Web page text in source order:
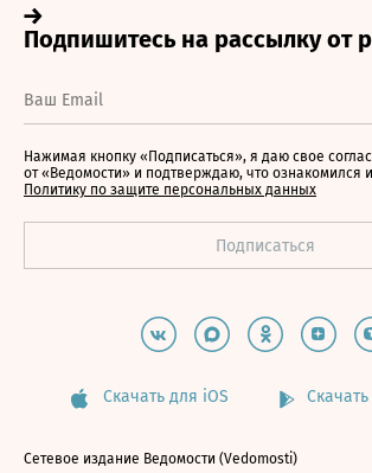
Нажимая кнопку «Подписаться», я даю свое
от «Ведомости» и подтверждаю, что ознакомился
Политику по защите персональных данных
Скачать для iOS
Сетевое издание Ведомости (Vedomosti)